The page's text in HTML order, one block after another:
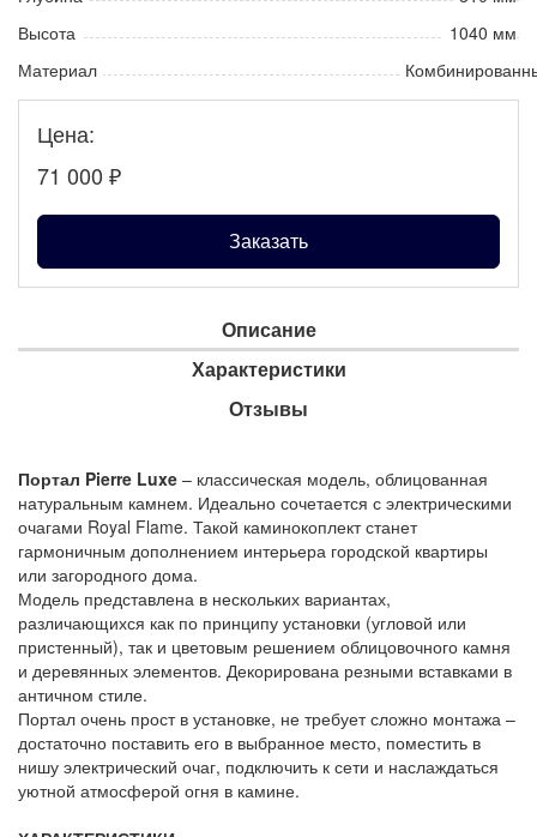
Высота
1040 мм
Материал
Цена:
71 000 ₽
Заказать
Описание
Характеристики
Отзывы
Портал Pierre Luxe – классическая модель, облицованная
натуральным камнем. Идеально сочетается с электрическими
очагами Royal Flame. Такой каминокоплект станет
гармоничным дополнением интерьера городской квартиры
или загородного дома.
Модель представлена в нескольких вариантах,
различающихся как по принципу установки (угловой или
пристенный), так и цветовым решением облицовочного камня
и деревянных элементов. Декорирована резными вставками в
античном стиле.
Портал очень прост в установке, не требует сложно монтажа –
достаточно поставить его в выбранное место, поместить в
нишу электрический очаг, подключить к сети и наслаждаться
уютной атмосферой огня в камине.